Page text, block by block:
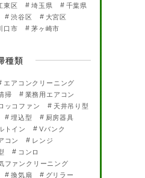
東区 埼玉県
千葉県
渋谷区
大宮区
口市
茅ヶ崎市
種類
エアコンクリーニング
掃
業務用エアコン
ッコファン
天井吊り型
埋込型
厨房器具
トイン
Vバンク
コン
レンジ
コンロ
ファンクリーニング
換気扇
グリラー